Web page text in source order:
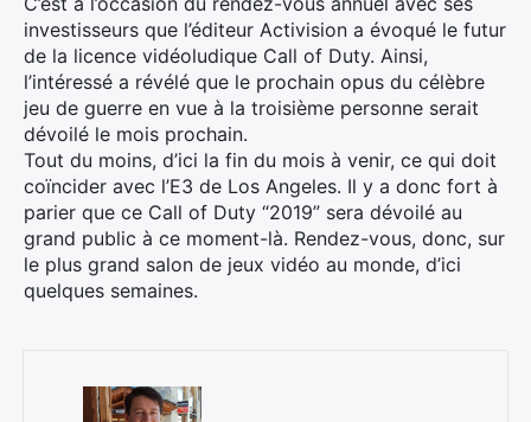
investisseurs que l’éditeur Activision a évoqué le futur
de la licence vidéoludique Call of Duty. Ainsi,
l’intéressé a révélé que le prochain opus du célèbre
jeu de guerre en vue à la troisième personne serait
dévoilé le mois prochain.
Tout du moins, d’ici la fin du mois à venir, ce qui doit
coïncider avec l’E3 de Los Angeles. Il y a donc fort à
parier que ce Call of Duty “2019” sera dévoilé au
grand public à ce moment-là. Rendez-vous, donc, sur
le plus grand salon de jeux vidéo au monde, d’ici
quelques semaines.